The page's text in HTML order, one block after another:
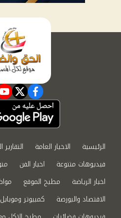
facebook
الرئيسية الاخبار العامة
فيديوهات متنوعة
اخبار الفن
اخبار الرياضة
مطبخ الموقع
الاقتصاد والبورصة
كمبيوتر وموبايل